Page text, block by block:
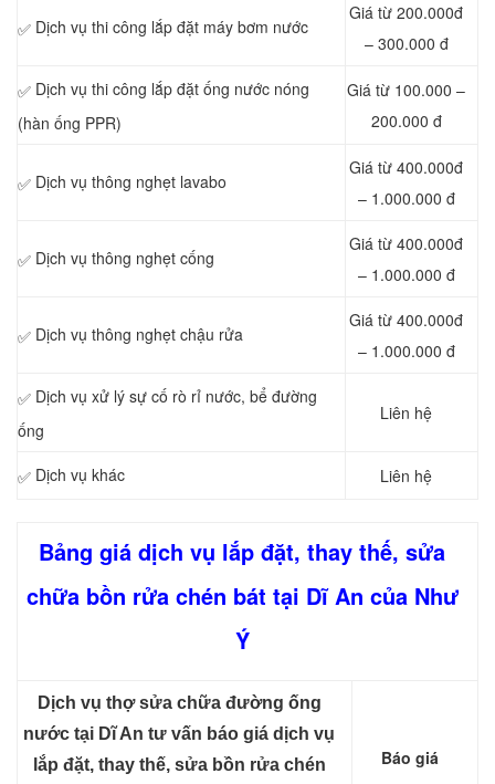
✅ Dịch vụ thi công lắp đặt máy bơm nước
Giá từ 200.000đ
– 300.000 đ
✅ Dịch vụ thi công lắp đặt ống nước nóng
(hàn ống PPR)
Giá từ 100.000 –
200.000 đ
✅ Dịch vụ thông nghẹt lavabo
Giá từ 400.000đ
– 1.000.000 đ
✅ Dịch vụ thông nghẹt cống
Giá từ 400.000đ
– 1.000.000 đ
✅ Dịch vụ thông nghẹt chậu rửa
Giá từ 400.000đ
– 1.000.000 đ
✅ Dịch vụ xử lý sự cố rò rỉ nước, bể đường
ống
Liên hệ
✅ Dịch vụ khác Liên hệ
Bảng giá dịch vụ lắp đặt, thay thế, sửa
chữa bồn rửa chén bát tại Dĩ An của Như
Ý
Dịch vụ thợ sửa chữa đường ống
nước tại Dĩ An tư vấn báo giá dịch vụ
lắp đặt, thay thế, sửa bồn rửa chén
Báo giá